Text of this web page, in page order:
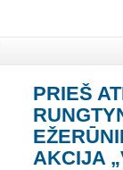
PRIEŠ
AKCIJA